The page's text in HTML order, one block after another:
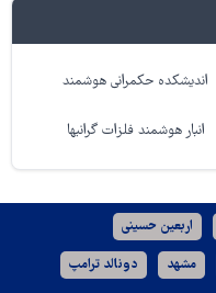
اندیشکده حکمرانی هوشمند
انبار هوشمند فلزات گرانبها
اربعین حسینی
مشهد دونالد ترامپ